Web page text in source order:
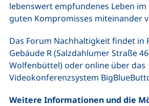
lebenswert empfundenes Leben im
guten Kompromisses miteinander
Das Forum Nachhaltigkeit findet in
Gebäude R (Salzdahlumer Straße
Wolfenbüttel) oder online über das
Videokonferenzsystem
Weitere Informationen und die